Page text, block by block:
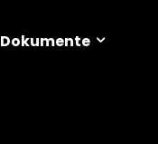
Dokumente